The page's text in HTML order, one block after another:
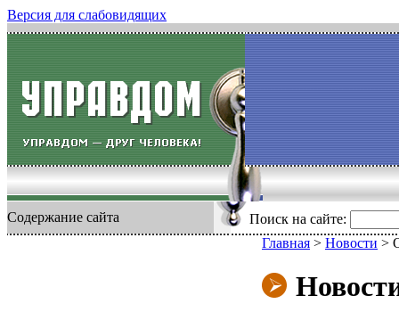
Версия для слабовидящих
Содержание сайта Поиск на сайте:
Главная > Новости >